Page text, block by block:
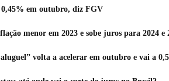
em outubro, diz FGV
menor em 2023 e sobe juros para 2024 e
volta a acelerar em outubro e vai a